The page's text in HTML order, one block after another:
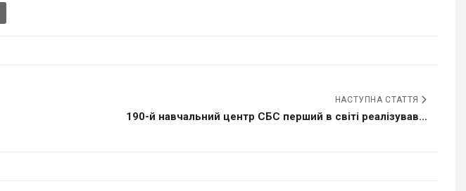
НАСТУПНА СТАТТЯ
190-й навчальний центр СБС перший в світі реалізував...